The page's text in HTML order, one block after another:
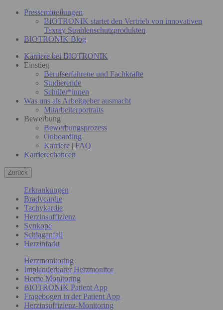
Pressemitteilungen
BIOTRONIK startet den Vertrieb von innovativen
Texray Strahlenschutzprodukten
BIOTRONIK Blog
Karriere bei BIOTRONIK
Einstieg
Berufserfahrene und Fachkräfte
Studierende
Schüler*innen
Was uns als Arbeitgeber ausmacht
Mitarbeiterportraits
Bewerbung
Bewerbungsprozess
Onboarding
Karriere | FAQ
Karrierechancen
Zurück
Erkrankungen
Bradycardie
Tachykardie
Herzinsuffizienz
Synkope
Schlaganfall
Herzinfarkt
Herzmonitoring
Implantierbarer Herzmonitor
Home Monitoring
BIOTRONIK Patient App
Fragebogen in der Patient App
Herzinsuffizienz-Monitoring